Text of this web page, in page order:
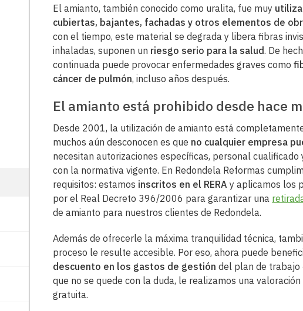
El amianto, también conocido como uralita, fue muy
cubiertas, bajantes, fachadas y otros elementos de
con el tiempo, este material se degrada y libera fibras
inhaladas, suponen un riesgo serio para la salud. De
continuada puede provocar enfermedades graves como
cáncer de pulmón, incluso años después.
El amianto está prohibido desde hace
Desde 2001, la utilización de amianto está
muchos aún desconocen es que no cualquier empresa
necesitan autorizaciones específicas, personal
con la normativa vigente. En Redondela Reformas
requisitos: estamos inscritos en el RERA y aplicamos los
por el Real Decreto 396/2006 para garantizar una
de amianto para nuestros clientes de Redondela.
Además de ofrecerle la máxima tranquilidad técnica,
proceso le resulte accesible. Por eso, ahora puede
descuento en los gastos de gestión del plan de trabajo
que no se quede con la duda, le realizamos una
gratuita.